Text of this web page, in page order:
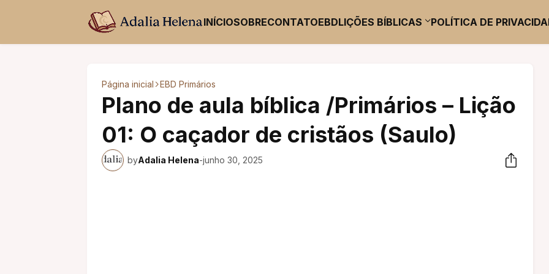
INÍCIOSOBRECONTATOEBDLIÇÕES BÍBLICAS POLÍTICA DE
Página inicial EBD Primários
Plano de aula bíblica /Primários – Lição
01: O caçador de cristãos (Saulo)
byAdalia Helena-junho 30, 2025